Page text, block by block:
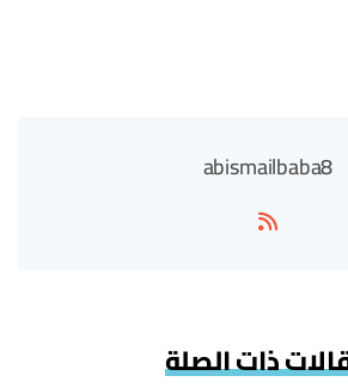
abismailbaba8
ذات الصلة